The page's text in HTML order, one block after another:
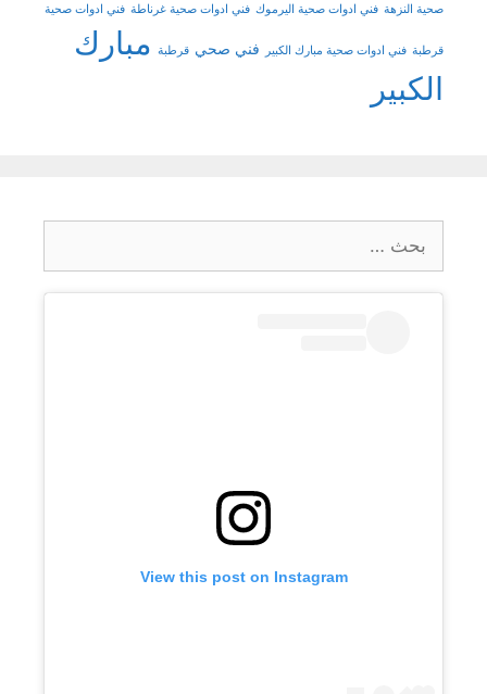
صحية النزهة فني ادوات صحية اليرموك فني ادوات صحية غرناطة فني ادوات صحية
قرطبة فني ادوات صحية مبارك الكبير فني صحي قرطبة مبارك
الكبير
عن:
View this post on Instagram